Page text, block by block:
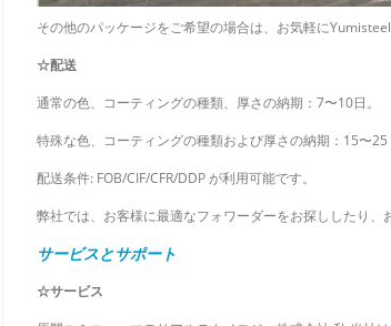
その他のパッケージをご希望の場合は、お気軽に
☆配送
通常の色、コーティングの種類、厚さの納期：7〜10日。
特殊な色、コーティングの種類および厚さの納期：15〜25
配送条件: FOB/CIF/CFR/DDP が利用可能です。
弊社では、お客様に最適なフォワーダーをお探ししたり、
サービスとサポート
☆サービス